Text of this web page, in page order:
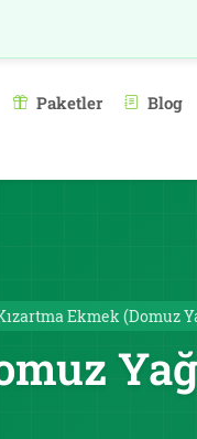
Paketler Blog
Ekmek (Domuz